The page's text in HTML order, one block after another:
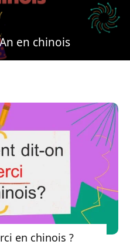
en chinois
en chinois ?